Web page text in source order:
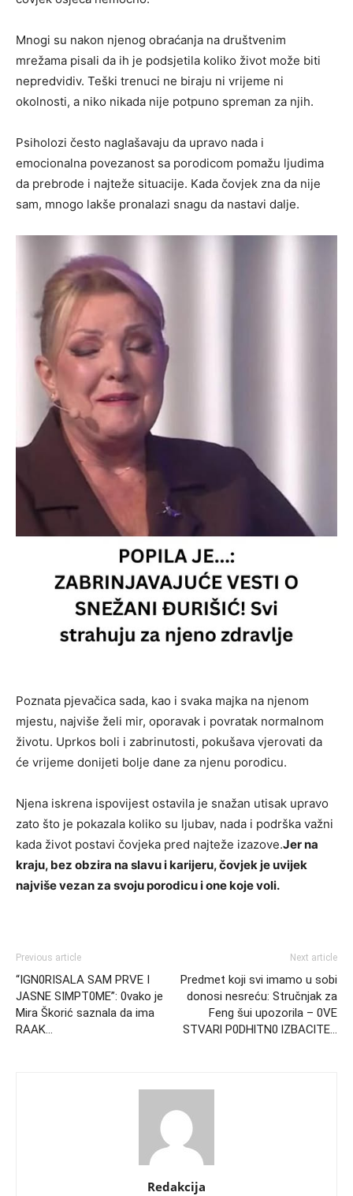
Mnogi su nakon njenog obraćanja na društvenim
mrežama pisali da ih je podsjetila koliko život može biti
nepredvidiv. Teški trenuci ne biraju ni vrijeme ni
okolnosti, a niko nikada nije potpuno spreman za njih.
Psiholozi često naglašavaju da upravo nada i
emocionalna povezanost sa porodicom pomažu ljudima
da prebrode i najteže situacije. Kada čovjek zna da nije
sam, mnogo lakše pronalazi snagu da nastavi dalje.
Poznata pjevačica sada, kao i svaka majka na njenom
mjestu, najviše želi mir, oporavak i povratak normalnom
životu. Uprkos boli i zabrinutosti, pokušava vjerovati da
će vrijeme donijeti bolje dane za njenu porodicu.
Njena iskrena ispovijest ostavila je snažan utisak upravo
zato što je pokazala koliko su ljubav, nada i podrška važni
kada život postavi čovjeka pred najteže izazove.Jer na
kraju, bez obzira na slavu i karijeru, čovjek je uvijek
najviše vezan za svoju porodicu i one koje voli.
Previous article
“IGN0RISALA SAM PRVE I
JASNE SIMPT0ME”: 0vako je
Mira Škorić saznala da ima
RAAK…
Next article
Predmet koji svi imamo u sobi
donosi nesreću: Stručnjak za
Feng šui upozorila – 0VE
STVARl P0DHlTN0 lZBAClTE…
Redakcija